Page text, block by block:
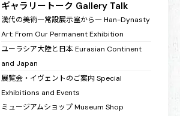
ギャラリートーク Gallery Talk
漢代の美術―常設展示室から― Han-Dynasty
Art: From Our Permanent Exhibition
ユーラシア大陸と日本 Eurasian Continent
and Japan
展覧会・イヴェントのご案内Special
Exhibitions and Events
ミュージアムショップ Museum Shop